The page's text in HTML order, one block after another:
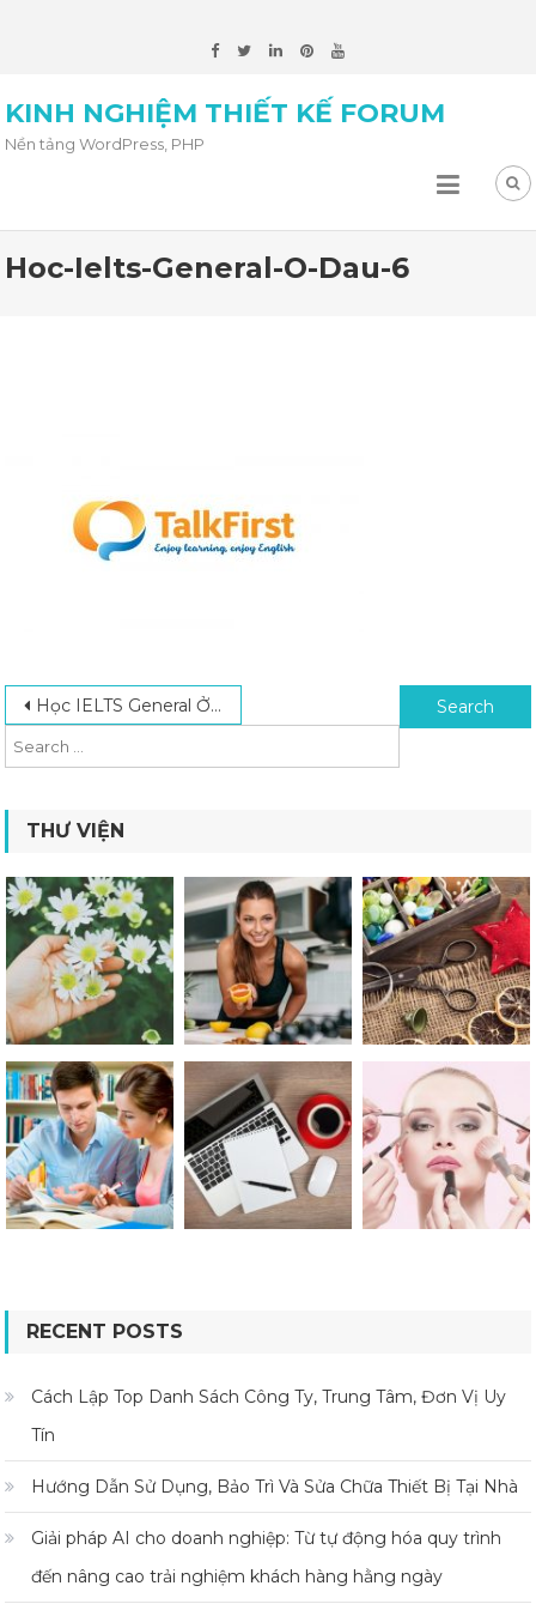
KINH NGHIỆM THIẾT KẾ FORUM
Nền tảng WordPress, PHP
Hoc-Ielts-General-O-Dau-6
Post navigation
Học IELTS General Ở đâu? Khám Phá Top 7 Trung Tâm Dạy IELTS Tốt Nhất Search for:
THƯ VIỆN
RECENT POSTS
Cách Lập Top Danh Sách Công Ty, Trung Tâm, Đơn Vị Uy
Tín
Hướng Dẫn Sử Dụng, Bảo Trì Và Sửa Chữa Thiết Bị Tại Nhà
Giải pháp AI cho doanh nghiệp: Từ tự động hóa quy trình
đến nâng cao trải nghiệm khách hàng hằng ngày